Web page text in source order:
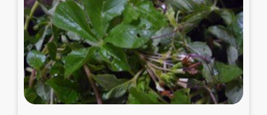
スリランカの南北女性をつなぐサリー・リサイクル・プロ
ジェクト
復興支援事業
民際教育事業